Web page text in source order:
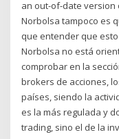
an out-of-date version
Norbolsa tampoco es
que entender que
Norbolsa no está
comprobar en la
brokers de acciones,
países, siendo la
es la más regulada y
trading, sino el de la